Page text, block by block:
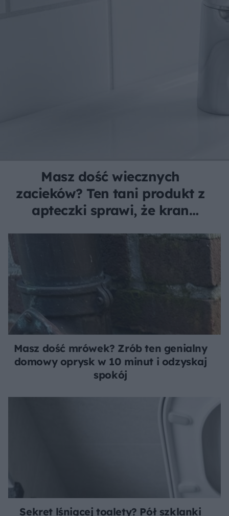
Masz dość wiecznych
zacieków? Ten tani produkt z
apteczki sprawi, że kran
Masz dość mrówek? Zrób ten genialny
domowy oprysk w 10 minut i odzyskaj
spokój
Sekret lśniącej toalety? Pół szklanki